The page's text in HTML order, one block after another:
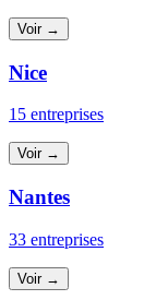
Voir →
Nice
15 entreprises
Voir →
Nantes
33 entreprises
Voir →